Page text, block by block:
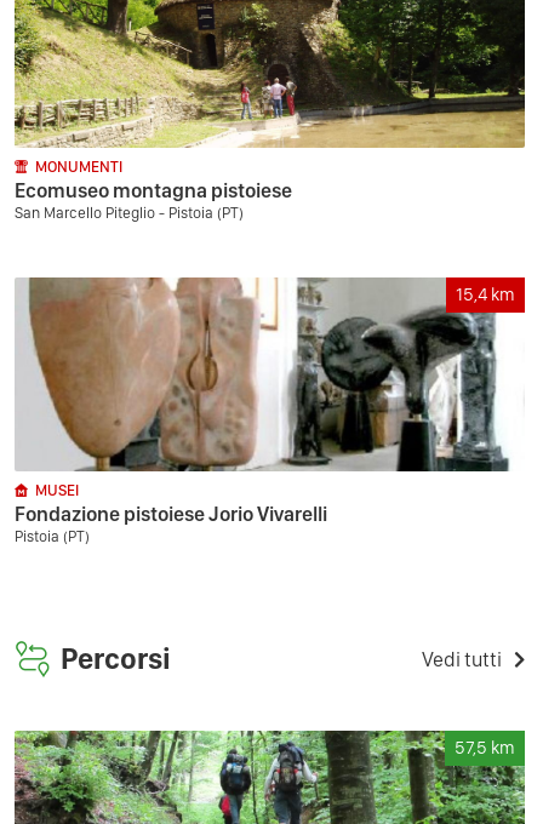
MONUMENTI
Ecomuseo montagna pistoiese
San Marcello Piteglio - Pistoia (PT)
15,4 km
MUSEI
Fondazione pistoiese Jorio Vivarelli
Pistoia (PT)
Percorsi Vedi tutti
57,5 km